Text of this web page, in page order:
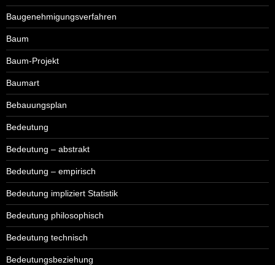
Baugenehmigungsverfahren
Baum
Baum-Projekt
Baumart
Bebauungsplan
Bedeutung
Bedeutung – abstrakt
Bedeutung – empirisch
Bedeutung impliziert Statistik
Bedeutung philosophisch
Bedeutung technisch
Bedeutungsbeziehung